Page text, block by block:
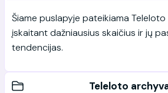
Šiame puslapyje pateikiama Teleloto
įskaitant dažniausius skaičius ir jų
tendencijas.
Teleloto